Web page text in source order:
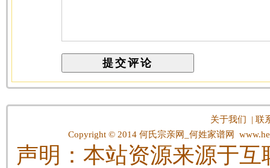
关于我们 |联
Copyright © 2014 何氏宗亲网_何姓家谱网
声明：本站资源来源于